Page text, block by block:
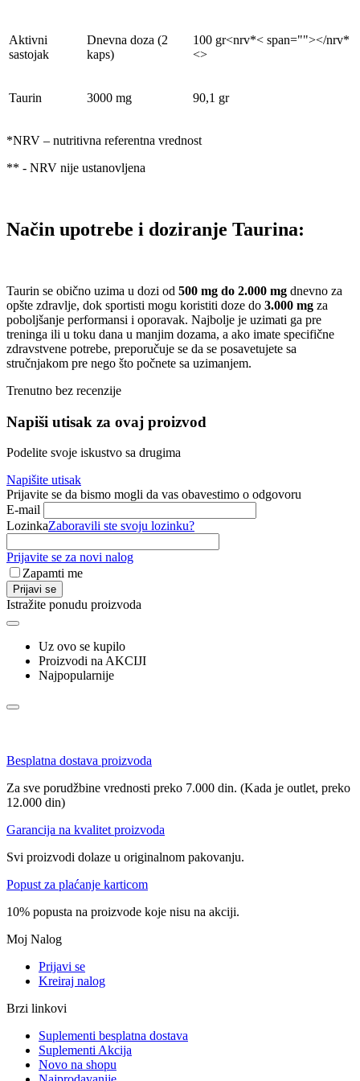
Aktivni
sastojak
Dnevna doza (2
kaps)
100 gr<nrv*< span=""></nrv*
<>
Taurin 3000 mg 90,1 gr
*NRV – nutritivna referentna vrednost
** - NRV nije ustanovljena
Način upotrebe i doziranje Taurina:
Taurin se obično uzima u dozi od 500 mg do 2.000 mg dnevno za
opšte zdravlje, dok sportisti mogu koristiti doze do 3.000 mg za
poboljšanje performansi i oporavak. Najbolje je uzimati ga pre
treninga ili u toku dana u manjim dozama, a ako imate specifične
zdravstvene potrebe, preporučuje se da se posavetujete sa
stručnjakom pre nego što počnete sa uzimanjem.
Trenutno bez recenzije
Napiši utisak za ovaj proizvod
Podelite svoje iskustvo sa drugima
Napišite utisak
Prijavite se da bismo mogli da vas obavestimo o odgovoru
E-mail
LozinkaZaboravili ste svoju lozinku?
Prijavite se za novi nalog
Zapamti me
Prijavi se
Istražite ponudu proizvoda
Uz ovo se kupilo
Proizvodi na AKCIJI
Najpopularnije
Besplatna dostava proizvoda
Za sve porudžbine vrednosti preko 7.000 din. (Kada je outlet, preko
12.000 din)
Garancija na kvalitet proizvoda
Svi proizvodi dolaze u originalnom pakovanju.
Popust za plaćanje karticom
10% popusta na proizvode koje nisu na akciji.
Moj Nalog
Prijavi se
Kreiraj nalog
Brzi linkovi
Suplementi besplatna dostava
Suplementi Akcija
Novo na shopu